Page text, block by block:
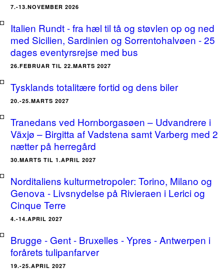
7.-13.NOVEMBER 2026
Italien Rundt - fra hæl til tå og støvlen op og ned
med Sicilien, Sardinien og Sorrentohalvøen - 25
dages eventyrsrejse med bus
26.FEBRUAR TIL 22.MARTS 2027
Tysklands totalitære fortid og dens biler
20.-25.MARTS 2027
Tranedans ved Hornborgasøen – Udvandrere i
Växjø – Birgitta af Vadstena samt Varberg med 2
nætter på herregård
30.MARTS TIL 1.APRIL 2027
Norditaliens kulturmetropoler: Torino, Milano og
Genova - Livsnydelse på Rivieraen i Lerici og
Cinque Terre
4.-14.APRIL 2027
Brugge - Gent - Bruxelles - Ypres - Antwerpen i
forårets tulipanfarver
19.-25.APRIL 2027